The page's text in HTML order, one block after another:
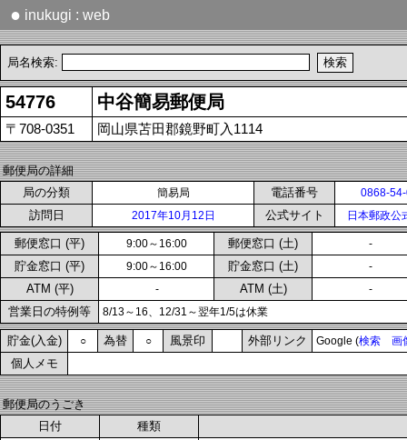
● inukugi : web
局名検索:
54776 中谷簡易郵便局
〒708-0351 岡山県苫田郡鏡野町入1114
郵便局の詳細
局の分類
簡易局 電話番号 0868-
訪問日 2017年10月12日 公式サイト 日本郵政公
郵便窓口 (平) 9:00～16:00 郵便窓口 (土) -
貯金窓口 (平) 9:00～16:00 貯金窓口 (土) -
ATM (平) - ATM (土) -
営業日の特例等 8/13～16、12/31～翌年1/5は休業
貯金(入金) ○ 為替 ○ 風景印 外部リンク Google (検索 画
個人メモ
郵便局のうごき
日付
種類